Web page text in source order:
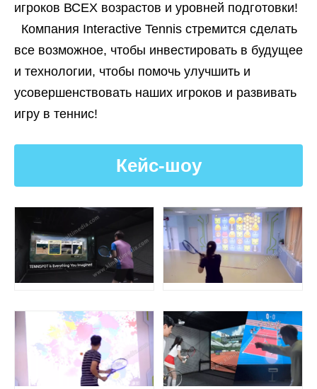
игроков ВСЕХ возрастов и уровней подготовки!
Компания Interactive Tennis стремится сделать
все возможное, чтобы инвестировать в будущее
и технологии, чтобы помочь улучшить и
усовершенствовать наших игроков и развивать
игру в теннис!
Кейс-шоу